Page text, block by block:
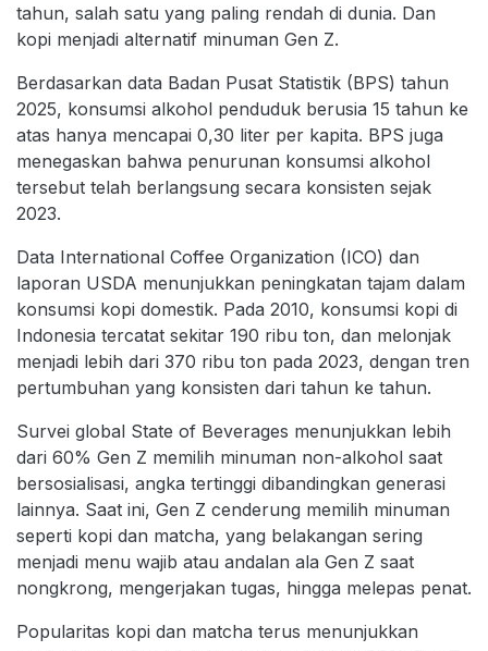
tahun, salah satu yang paling rendah di dunia. Dan
kopi menjadi alternatif minuman Gen Z.
Berdasarkan data Badan Pusat Statistik (BPS) tahun
2025, konsumsi alkohol penduduk berusia 15 tahun ke
atas hanya mencapai 0,30 liter per kapita. BPS juga
menegaskan bahwa penurunan konsumsi alkohol
tersebut telah berlangsung secara konsisten sejak
2023.
Data International Coffee Organization (ICO) dan
laporan USDA menunjukkan peningkatan tajam dalam
konsumsi kopi domestik. Pada 2010, konsumsi kopi di
Indonesia tercatat sekitar 190 ribu ton, dan melonjak
menjadi lebih dari 370 ribu ton pada 2023, dengan tren
pertumbuhan yang konsisten dari tahun ke tahun.
Survei global State of Beverages menunjukkan lebih
dari 60% Gen Z memilih minuman non-alkohol saat
bersosialisasi, angka tertinggi dibandingkan generasi
lainnya. Saat ini, Gen Z cenderung memilih minuman
seperti kopi dan matcha, yang belakangan sering
menjadi menu wajib atau andalan ala Gen Z saat
nongkrong, mengerjakan tugas, hingga melepas penat.
Popularitas kopi dan matcha terus menunjukkan